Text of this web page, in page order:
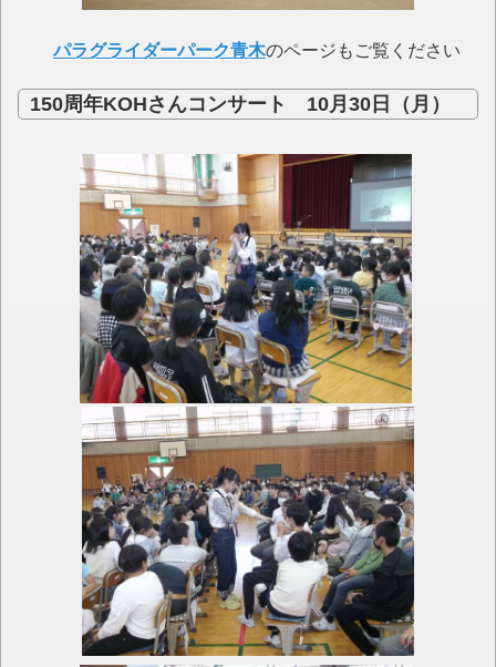
パラグライダーパーク青木のページもご覧ください
150周年KOHさんコンサート 10月30日（月）